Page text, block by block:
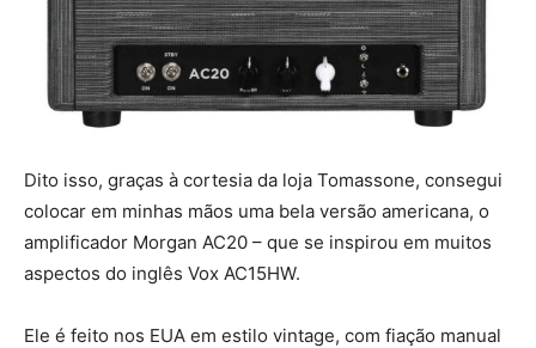
Dito isso, graças à cortesia da loja Tomassone, consegui
colocar em minhas mãos uma bela versão americana, o
amplificador Morgan AC20 – que se inspirou em muitos
aspectos do inglês Vox AC15HW.
Ele é feito nos EUA em estilo vintage, com fiação manual